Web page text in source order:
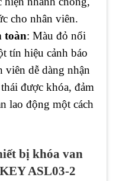
cho nhân viên.
toàn: Màu đỏ nổi
tín hiệu cảnh báo
viên dễ dàng nhận
được khóa, đảm
lao động một cách
bị khóa van
ASL03-2